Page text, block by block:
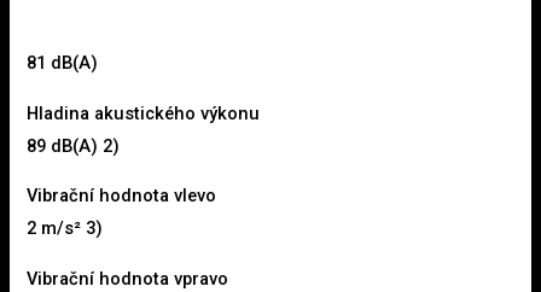
81 dB(A)
Hladina akustického výkonu
89 dB(A) 2)
Vibrační hodnota vlevo
2 m/s² 3)
Vibrační hodnota vpravo